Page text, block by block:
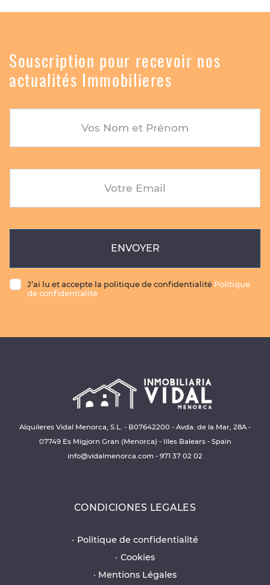
Souscription pour recevoir nos
actualités Immobilieres
Vos Nom et Prénom
Votre Email
ENVOYER
J’ai lu et accepte la politique de confidentialité Politique
de confidentialité
Alquileres Vidal Menorca, S.L. - B07642200 - Avda. de la Mar, 28A -
07749 Es Migjorn Gran (Menorca) - Illes Balears - Spain
info@vidalmenorca.com - 971 37 02 02
CONDICIONES LEGALES
Politique de confidentialité
Cookies
Mentions Légales